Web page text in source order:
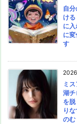
自
け
に
に
す
ミ
湖チ
を
り
のむ